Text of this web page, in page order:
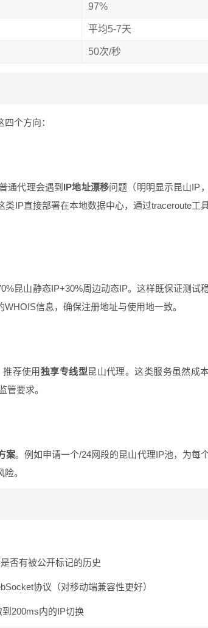
97%
平均5-7天
50次/秒
个方向：
通代理会遇到 IP地址漂移问题（明明显示昆山IP
类IP直接部署在本地数据中心，通过traceroute工
昆山静态IP+30%周边动态IP。这样既保证测试
信息，确保注册地址与使用地一致。
荐使用独享专线型昆山代理。这类服务虽然成
管要求。
案。例如申请一个/24网段的昆山代理IP池，为每
。
否有被公开标记的历史
协议（对移动端兼容性更好）
200ms内的IP切换